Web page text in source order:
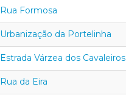
Rua Formosa
Urbanização da Portelinha
Estrada Várzea dos Cavaleiros
Rua da Eira